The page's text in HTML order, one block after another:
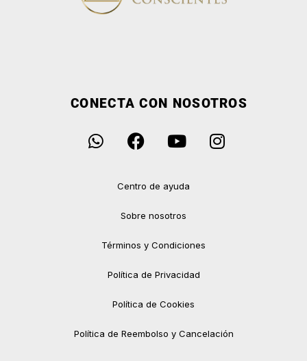
CONECTA CON NOSOTROS
Centro de ayuda
Sobre nosotros
Términos y Condiciones
Política de Privacidad
Política de Cookies
Política de Reembolso y Cancelación